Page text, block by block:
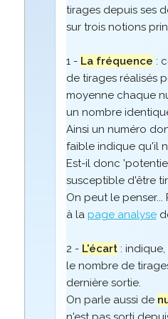
tirages depuis ses
sur trois notions
1 - La fréquence :
de tirages réalisés
moyenne chaque
un nombre
Ainsi un numéro
faible indique qu'il
Est-il donc
susceptible d'être
On peut le
à la page analyse
2 - L'écart: indique,
le nombre de
dernière sortie.
On parle aussi de